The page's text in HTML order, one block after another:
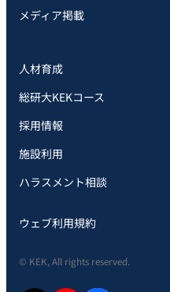
メディア掲載
人材育成
総研大KEKコース
採用情報
施設利用
ハラスメント相談
ウェブ利用規約
© KEK, All rights reserved.